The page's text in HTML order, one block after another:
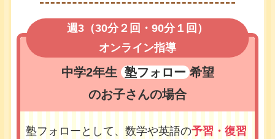
中学2年生 塾フォロー 希望
のお子さんの場合
塾フォローとして、数学や英語の予習・復習
週3（30分２回・90分１回）
オンライン指導